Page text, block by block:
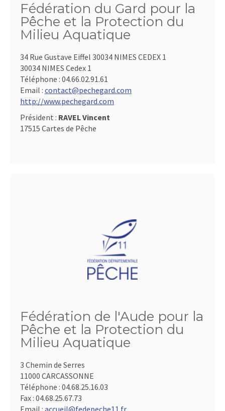
Fédération du Gard pour la
Pêche et la Protection du
Milieu Aquatique
34 Rue Gustave Eiffel 30034 NIMES CEDEX 1
30034 NIMES Cedex 1
Téléphone : 04.66.02.91.61
Email : contact@pechegard.com
http://www.pechegard.com
Président : RAVEL Vincent
17515 Cartes de Pêche
Fédération de l'Aude pour la
Pêche et la Protection du
Milieu Aquatique
3 Chemin de Serres
11000 CARCASSONNE
Téléphone : 04.68.25.16.03
Fax : 04.68.25.67.73
Email : accueil@fedepeche11.fr